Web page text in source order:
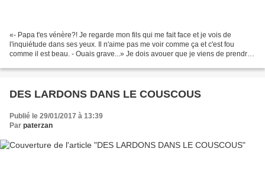
«- Papa t'es vénère?! Je regarde mon fils qui me fait face et je vois de
l'inquiétude dans ses yeux. Il n'aime pas me voir comme ça et c'est fou
comme il est beau. - Ouais grave...» Je dois avouer que je viens de prendre
DES LARDONS DANS LE COUSCOUS
Publié le 29/01/2017 à 13:39
Par paterzan